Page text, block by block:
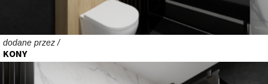
dodane przez /
KONY